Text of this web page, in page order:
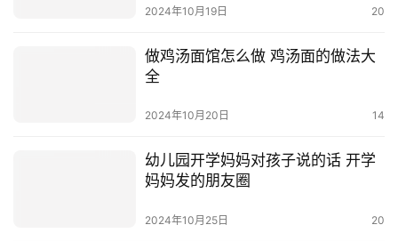
2024年10月19日 20
做鸡汤面馆怎么做 鸡汤面的做法大
全
2024年10月20日 14
幼儿园开学妈妈对孩子说的话 开学
妈妈发的朋友圈
2024年10月25日 20